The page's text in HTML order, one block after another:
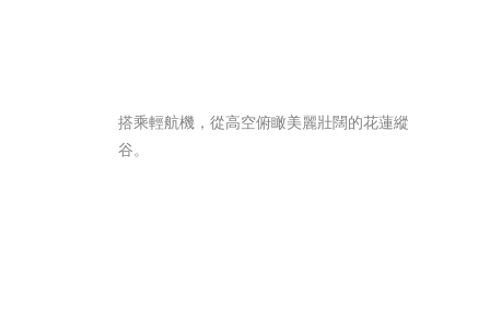
搭乘輕航機，從高空俯瞰美麗壯闊的花蓮縱
谷。